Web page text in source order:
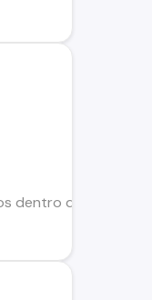
dentro de la RM y